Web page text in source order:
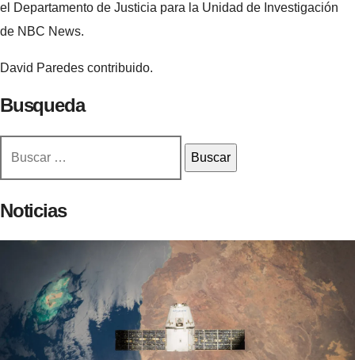
el Departamento de Justicia para la Unidad de Investigación
de NBC News.
David Paredes contribuido.
Busqueda
Noticias